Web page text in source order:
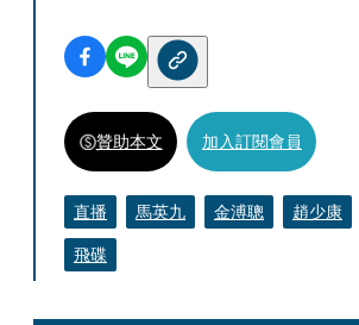
贊助本文 加入訂閱會員
直播 馬英九 金溥聰 趙少康
飛碟